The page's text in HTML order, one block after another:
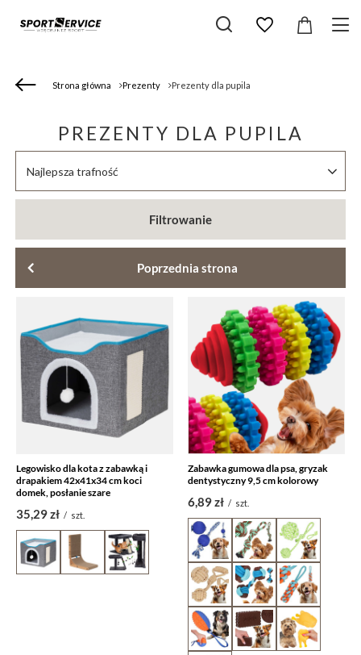
Strona główna Prezenty Prezenty dla pupila
PREZENTY DLA PUPILA
Zmień sortowanie
Najlepsza trafność
Filtrowanie
Poprzednia strona
Legowisko dla kota z zabawką i
drapakiem 42x41x34 cm koci
domek, posłanie szare
35,29 zł / szt.
Zabawka gumowa dla psa, gryzak
dentystyczny 9,5 cm kolorowy
6,89 zł / szt.